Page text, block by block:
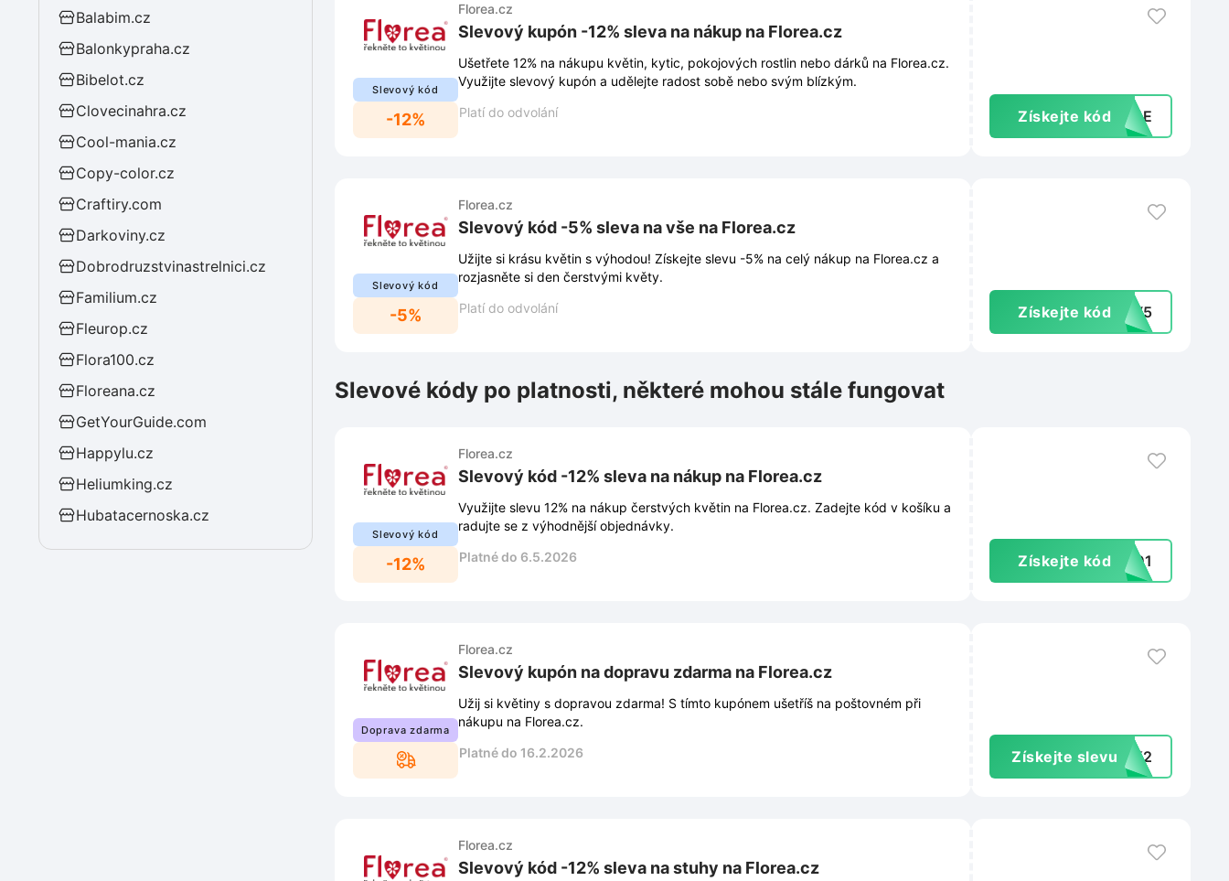
Balabim.cz
Balonkypraha.cz
Bibelot.cz
Clovecinahra.cz
Cool-mania.cz
Copy-color.cz
Craftiry.com
Darkoviny.cz
Dobrodruzstvinastrelnici.cz
Familium.cz
Fleurop.cz
Flora100.cz
Floreana.cz
GetYourGuide.com
Happylu.cz
Heliumking.cz
Hubatacernoska.cz
Slevový kód
-12%
Florea.cz
Slevový kupón -12% sleva na nákup na Florea.cz
Ušetřete 12% na nákupu květin, kytic, pokojových rostlin nebo dárků na Florea.cz.
Využijte slevový kupón a udělejte radost sobě nebo svým blízkým.
Platí do odvolání
Získejte kódTD4E
Slevový kód
-5%
Florea.cz
Slevový kód -5% sleva na vše na Florea.cz
Užijte si krásu květin s výhodou! Získejte slevu -5% na celý nákup na Florea.cz a
rozjasněte si den čerstvými květy.
Platí do odvolání
Získejte kódODY5
Slevové kódy po platnosti, některé mohou stále fungovat
Slevový kód
-12%
Florea.cz
Slevový kód -12% sleva na nákup na Florea.cz
Využijte slevu 12% na nákup čerstvých květin na Florea.cz. Zadejte kód v košíku a
radujte se z výhodnější objednávky.
Platné do 6.5.2026
Získejte kód 9601
Doprava zdarma
Florea.cz
Slevový kupón na dopravu zdarma na Florea.cz
Užij si květiny s dopravou zdarma! S tímto kupónem ušetříš na poštovném při
nákupu na Florea.cz.
Platné do 16.2.2026
Získejte slevuS2K2
Florea.cz
Slevový kód -12% sleva na stuhy na Florea.cz